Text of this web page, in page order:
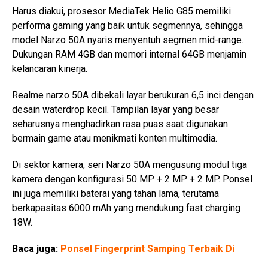
Harus diakui, prosesor MediaTek Helio G85 memiliki
performa gaming yang baik untuk segmennya, sehingga
model Narzo 50A nyaris menyentuh segmen mid-range.
Dukungan RAM 4GB dan memori internal 64GB menjamin
kelancaran kinerja.
Realme narzo 50A dibekali layar berukuran 6,5 inci dengan
desain waterdrop kecil. Tampilan layar yang besar
seharusnya menghadirkan rasa puas saat digunakan
bermain game atau menikmati konten multimedia.
Di sektor kamera, seri Narzo 50A mengusung modul tiga
kamera dengan konfigurasi 50 MP + 2 MP + 2 MP. Ponsel
ini juga memiliki baterai yang tahan lama, terutama
berkapasitas 6000 mAh yang mendukung fast charging
18W.
Baca juga: Ponsel Fingerprint Samping Terbaik Di